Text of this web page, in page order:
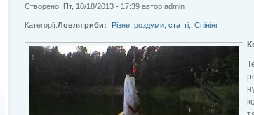
Створено: Пт, 10/18/2013 - 17:39 автор:admin
Категорії:Ловля риби: Різне, роздуми, статті Спінінг